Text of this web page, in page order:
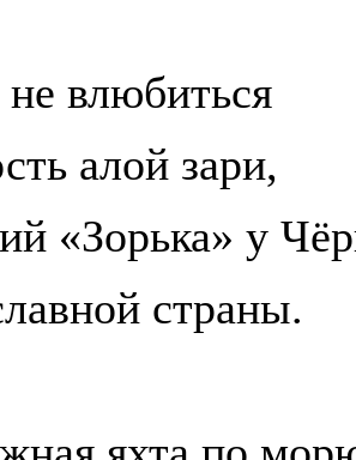
влюбиться
алой зари,
«Зорька» у
страны.